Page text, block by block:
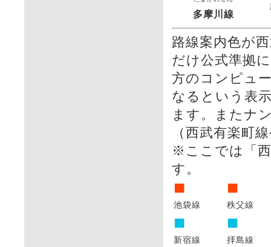
多摩川線
路線案内色が
だけ公式準拠
方のコンピュ
なるという表
ます。またナ
（西武有楽町
※ここでは「
す。
■ ■
池袋線 秩父線
■ ■
新宿線 拝島線